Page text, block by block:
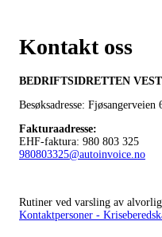
Kontakt oss
BEDRIFTSIDRETTEN
Besøksadresse: Fjøsangerveien
Fakturaadresse:
EHF-faktura: 980 803 325
980803325@autoinvoice.no
Rutiner ved varsling av
Kontaktpersoner -